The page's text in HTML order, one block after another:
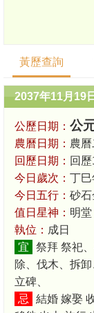
黃歷查詢
2037年11月19
公歷日期： 公
農曆日期： 農
回歷日期： 回
今日歲次： 丁巳
今日五行： 砂石
值日星神： 明堂
執位： 成日
宜
祭拜 祭祀
除、伐木、拆
立碑、
忌
結婚 嫁娶